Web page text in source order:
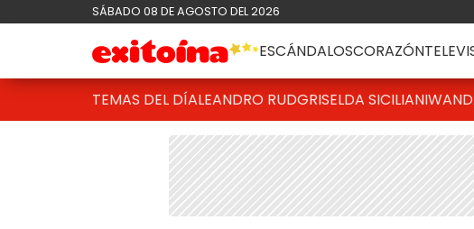
SÁBADO 08 DE AGOSTO DEL 2026
ESCÁNDALOSCORAZÓN
TEMAS DEL DÍALEANDRO RUDGRISELDA SICILIANI